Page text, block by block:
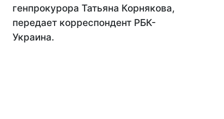
генпрокурора Татьяна Корнякова,
передает корреспондент РБК-
Украина.